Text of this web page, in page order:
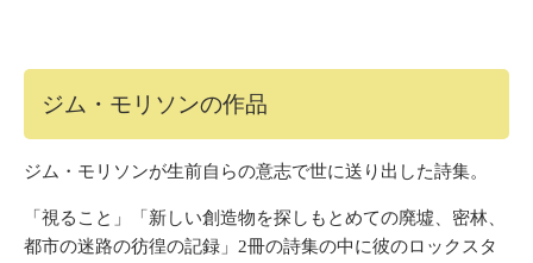
ジム・モリソンの作品
ジム・モリソンが生前自らの意志で世に送り出した詩集。
「視ること」「新しい創造物を探しもとめての廃墟、密林、
都市の迷路の彷徨の記録」2冊の詩集の中に彼のロックスタ